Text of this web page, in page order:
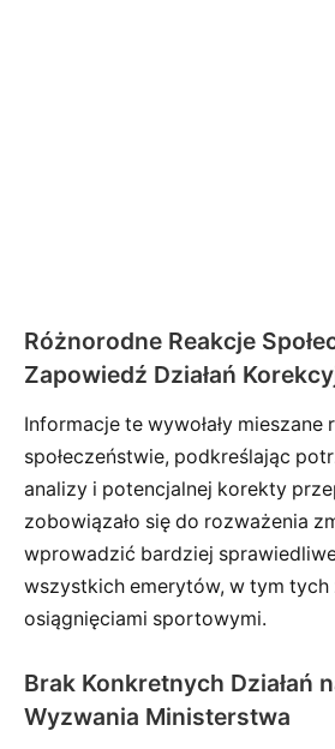
Różnorodne Reakcje
Zapowiedź Działań
Informacje te wywołały mieszane
społeczeństwie, podkreślając
analizy i potencjalnej korekty
zobowiązało się do rozważenia
wprowadzić bardziej
wszystkich emerytów, w tym tych
osiągnięciami sportowymi.
Brak Konkretnych Działań
Wyzwania Ministerstwa